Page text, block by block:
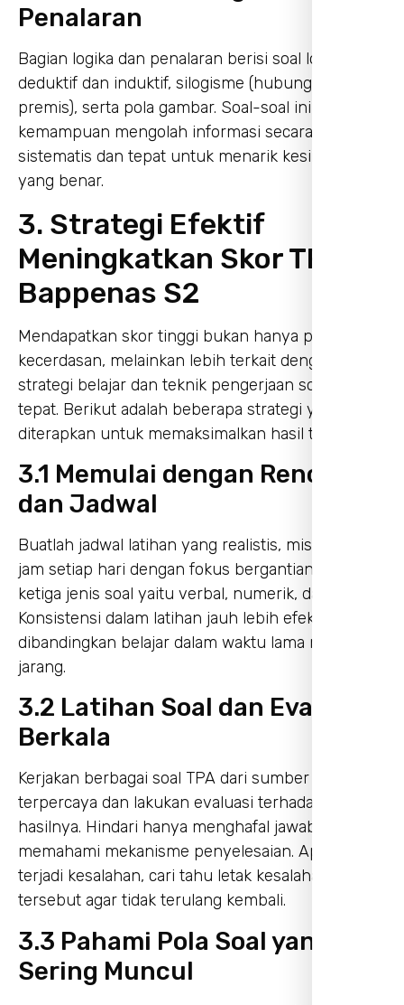
Penalaran
Bagian logika dan penalaran berisi soal logika
deduktif dan induktif, silogisme (hubungan
premis), serta pola gambar. Soal-soal ini menguji
kemampuan mengolah informasi secara
sistematis dan tepat untuk menarik kesimpulan
yang benar.
3. Strategi Efektif
Meningkatkan Skor TPA
Bappenas S2
Mendapatkan skor tinggi bukan hanya persoalan
kecerdasan, melainkan lebih terkait dengan
strategi belajar dan teknik pengerjaan soal yang
tepat. Berikut adalah beberapa strategi yang bisa
diterapkan untuk memaksimalkan hasil tes:
3.1 Memulai dengan Rencana
dan Jadwal
Buatlah jadwal latihan yang realistis, misalnya 1
jam setiap hari dengan fokus bergantian pada
ketiga jenis soal yaitu verbal, numerik, dan logika.
Konsistensi dalam latihan jauh lebih efektif
dibandingkan belajar dalam waktu lama namun
jarang.
3.2 Latihan Soal dan Evaluasi
Berkala
Kerjakan berbagai soal TPA dari sumber
terpercaya dan lakukan evaluasi terhadap
hasilnya. Hindari hanya menghafal jawaban tanpa
memahami mekanisme penyelesaian. Apabila
terjadi kesalahan, cari tahu letak kesalahan
tersebut agar tidak terulang kembali.
3.3 Pahami Pola Soal yang
Sering Muncul